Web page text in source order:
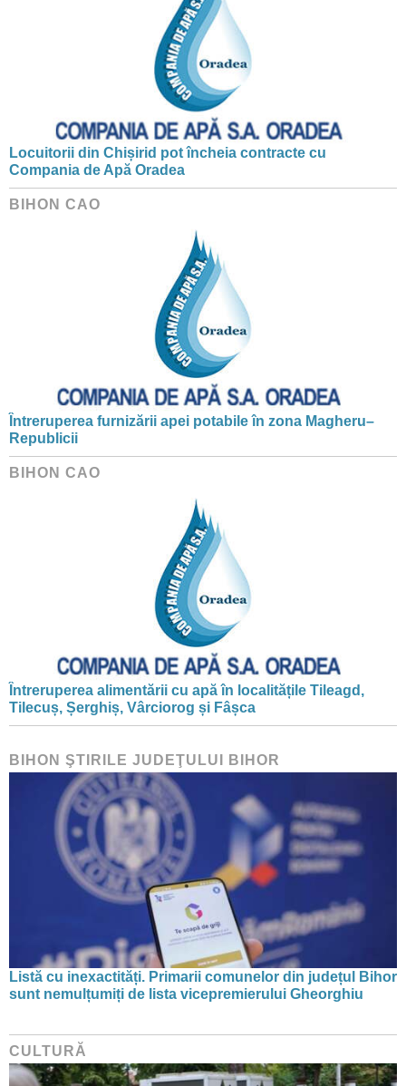
Locuitorii din Chișirid pot încheia contracte cu
Compania de Apă Oradea
BIHON CAO
Întreruperea furnizării apei potabile în zona Magheru–
Republicii
BIHON CAO
Întreruperea alimentării cu apă în localitățile Tileagd,
Tilecuș, Șerghiș, Vârciorog și Fâșca
BIHON ŞTIRILE JUDEŢULUI BIHOR
Listă cu inexactități. Primarii comunelor din județul Bihor
sunt nemulțumiți de lista vicepremierului Gheorghiu
CULTURĂ